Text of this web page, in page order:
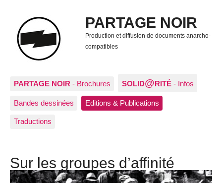
PARTAGE NOIR
Production et diffusion de documents anarcho-
compatibles
PARTAGE NOIR - Brochures SOLID@RITÉ - Infos
Bandes dessinées Editions & Publications
Traductions
Sur les groupes d’affinité